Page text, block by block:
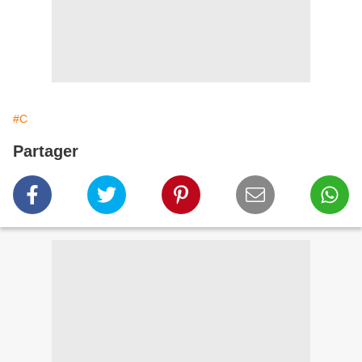
#C
Partager